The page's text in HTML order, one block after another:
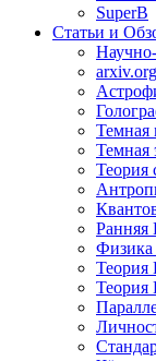
SuperB
Статьи и
arxiv.org
Темная
Темная
Теория
Ранняя
Физика
Теория
Теория